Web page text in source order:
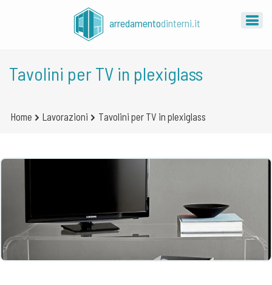
arredamentodinterni.it
Tavolini per TV in plexiglass
Home Lavorazioni Tavolini per TV in plexiglass